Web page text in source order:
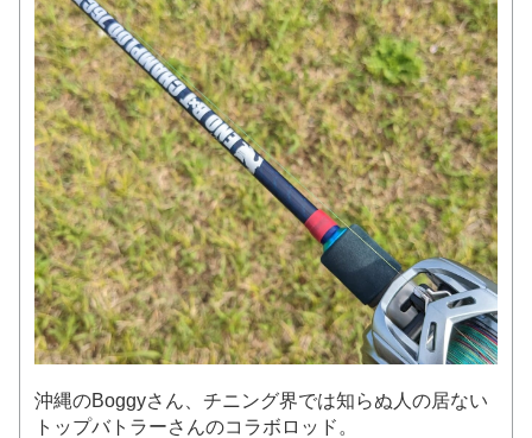
沖縄のBoggyさん、チニング界では知らぬ人の居ない
トップバトラーさんのコラボロッド。